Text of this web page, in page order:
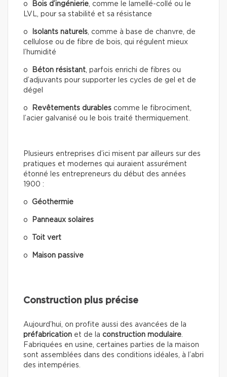
o Bois d’ingénierie, comme le lamellé-collé ou le
LVL, pour sa stabilité et sa résistance
o Isolants naturels, comme à base de chanvre, de
cellulose ou de fibre de bois, qui régulent mieux
l’humidité
o Béton résistant, parfois enrichi de fibres ou
d’adjuvants pour supporter les cycles de gel et de
dégel
o Revêtements durables comme le fibrociment,
l’acier galvanisé ou le bois traité thermiquement.
Plusieurs entreprises d’ici misent par ailleurs sur des
pratiques et modernes qui auraient assurément
étonné les entrepreneurs du début des années
1900 :
o Géothermie
o Panneaux solaires
o Toit vert
o Maison passive
Construction plus précise
Aujourd’hui, on profite aussi des avancées de la
préfabrication et de la construction modulaire.
Fabriquées en usine, certaines parties de la maison
sont assemblées dans des conditions idéales, à l’abri
des intempéries.